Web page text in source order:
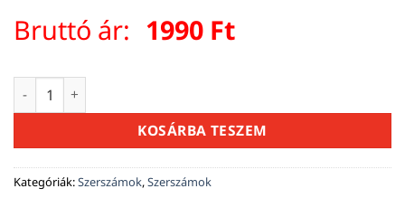
Bruttó ár: 1990 Ft
Inbuszkulcs készlet 1.5-10mm 9 részes mennyiség
KOSÁRBA TESZEM
Kategóriák:Szerszámok,Szerszámok